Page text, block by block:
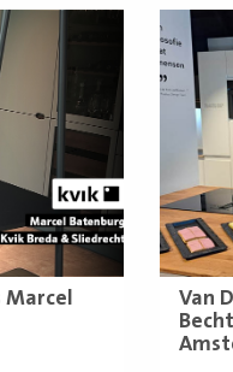
Van
Lees
meer